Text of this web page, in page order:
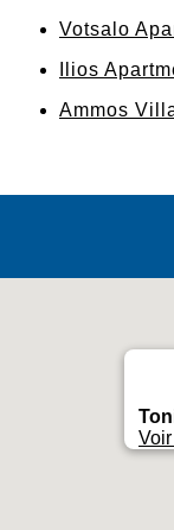
Votsalo
Ilios
Ammos